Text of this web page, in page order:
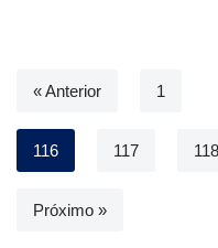
« Anterior 1
116 117 118
Próximo »